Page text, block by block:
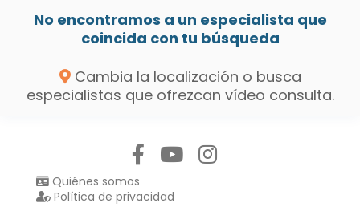
No encontramos a un especialista que
coincida con tu búsqueda
Cambia la localización o busca
especialistas que ofrezcan vídeo consulta.
Quiénes somos
Política de privacidad